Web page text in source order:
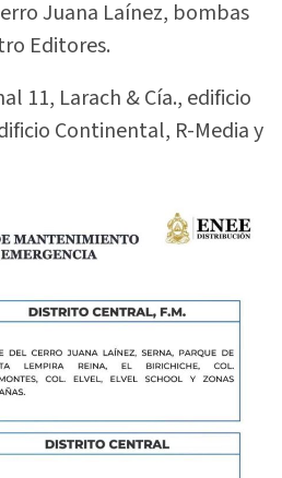
Juana Laínez, bombas
Editores.
11, Larach & Cía., edificio
Continental, R-Media y